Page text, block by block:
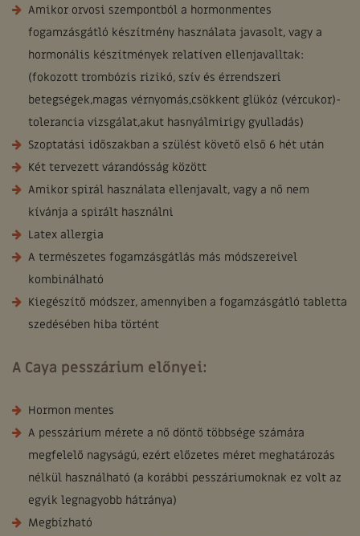
Amikor orvosi szempontból a hormonmentes
fogamzásgátló készítmény használata javasolt, vagy a
hormonális készítmények relatíven ellenjavalltak:
(fokozott trombózis rizikó, szív és érrendszeri
betegségek,magas vérnyomás,csökkent glükóz (vércukor)-
tolerancia vizsgálat,akut hasnyálmirigy gyulladás)
Szoptatási időszakban a szülést követő első 6 hét után
Két tervezett várandósság között
Amikor spirál használata ellenjavalt, vagy a nő nem
kívánja a spirált használni
Latex allergia
A természetes fogamzásgátlás más módszereivel
kombinálható
Kiegészítő módszer, amennyiben a fogamzásgátló tabletta
szedésében hiba történt
A Caya pesszárium előnyei:
Hormon mentes
A pesszárium mérete a nő döntő többsége számára
megfelelő nagyságú, ezért előzetes méret meghatározás
nélkül használható (a korábbi pesszáriumoknak ez volt az
egyik legnagyobb hátránya)
Megbízható